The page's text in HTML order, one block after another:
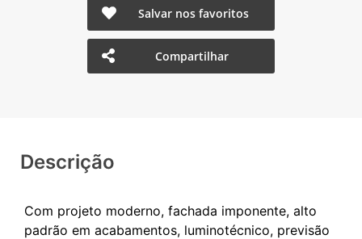
Salvar nos favoritos
Compartilhar
Descrição
Com projeto moderno, fachada imponente, alto
padrão em acabamentos, luminotécnico, previsão